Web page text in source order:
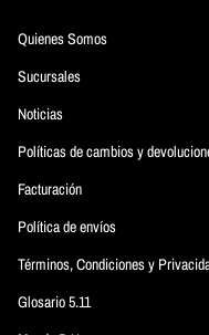
Quienes Somos
Sucursales
Noticias
Políticas de cambios y
Facturación
Política de envíos
Términos, Condiciones y
Glosario 5.11